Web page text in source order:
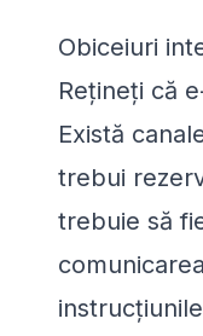
Obiceiuri
Rețineți că
Există
trebui
trebuie să